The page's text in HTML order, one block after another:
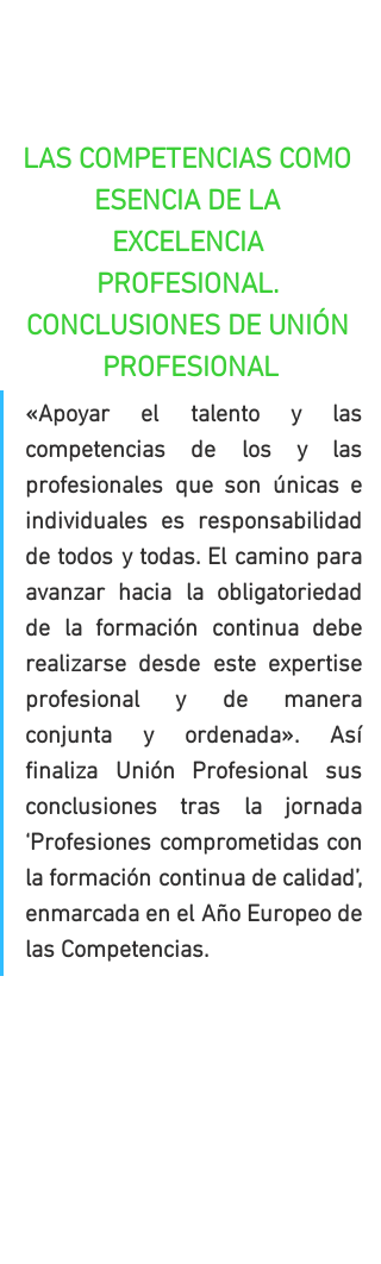
LAS COMPETENCIAS COMO
ESENCIA DE LA
EXCELENCIA
PROFESIONAL.
CONCLUSIONES DE UNIÓN
PROFESIONAL
«Apoyar el talento y las
competencias de los y las
profesionales que son únicas e
individuales es responsabilidad
de todos y todas. El camino para
avanzar hacia la obligatoriedad
de la formación continua debe
realizarse desde este expertise
profesional y de manera
conjunta y ordenada». Así
finaliza Unión Profesional sus
conclusiones tras la jornada
‘Profesiones comprometidas con
la formación continua de calidad’,
enmarcada en el Año Europeo de
las Competencias.